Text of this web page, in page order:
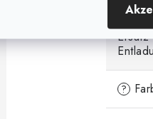
Ersatz
?